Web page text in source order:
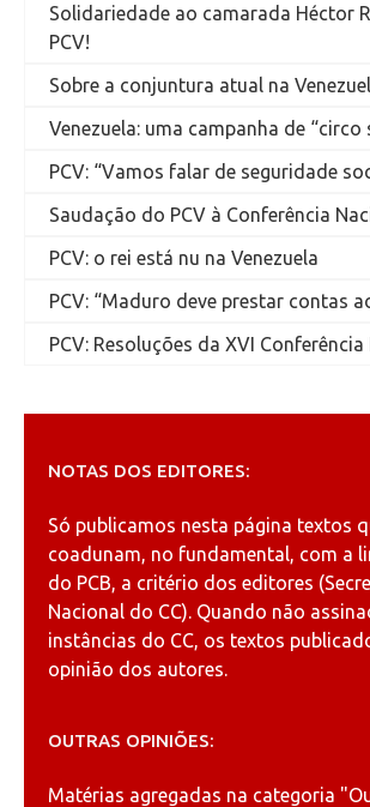
Solidariedade ao camarada Héctor
PCV!
Sobre a conjuntura atual na
Venezuela: uma campanha de “circo
PCV: “Vamos falar de seguridade
Saudação do PCV à Conferência
PCV: o rei está nu na Venezuela
PCV: “Maduro deve prestar contas
PCV: Resoluções da XVI
NOTAS DOS EDITORES:
Só publicamos nesta página textos
coadunam, no fundamental, com a
do PCB, a critério dos editores
Nacional do CC). Quando não
instâncias do CC, os textos
opinião dos autores.
OUTRAS OPINIÕES:
Matérias agregadas na categoria